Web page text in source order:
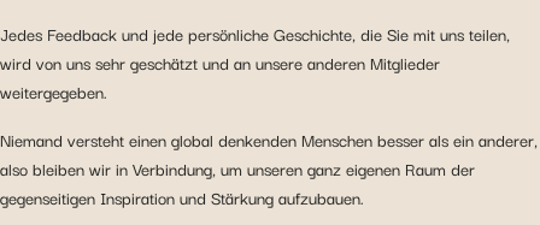
Jedes Feedback und jede persönliche Geschichte, die Sie mit uns teilen,
wird von uns sehr geschätzt und an unsere anderen Mitglieder
weitergegeben.
Niemand versteht einen global denkenden Menschen besser als ein anderer,
also bleiben wir in Verbindung, um unseren ganz eigenen Raum der
gegenseitigen Inspiration und Stärkung aufzubauen.